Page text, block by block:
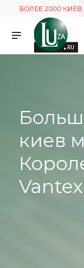
киев
Vantex